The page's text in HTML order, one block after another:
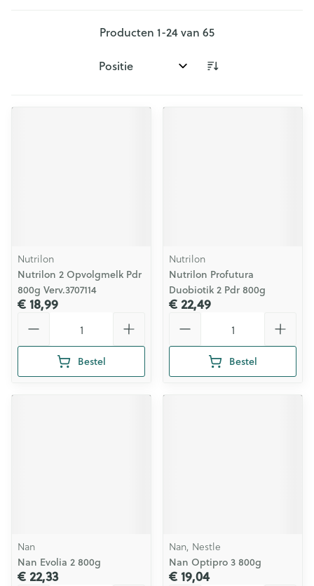
Producten 1-24van 65
Sorteer op:
Nutrilon
Nutrilon 2 Opvolgmelk Pdr
800g Verv.3707114
€ 18,99
Bestel
Nutrilon
Nutrilon Profutura
Duobiotik 2 Pdr 800g
€ 22,49
Bestel
Nan
Nan Evolia 2 800g
€ 22,33
Nan, Nestle
Nan Optipro 3 800g
€ 19,04